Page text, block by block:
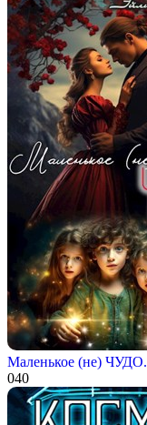
Маленькое (не) ЧУДО.
040